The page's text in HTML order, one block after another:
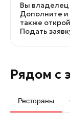
Вы владелец
Дополните
также
Подать
Рядом с
Рестораны